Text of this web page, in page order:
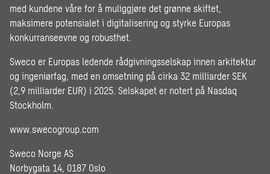
med kundene våre for å muliggjøre det grønne skiftet,
maksimere potensialet i digitalisering og styrke Europas
konkurranseevne og robusthet.
Sweco er Europas ledende rådgivningsselskap innen arkitektur
og ingeniørfag, med en omsetning på cirka 32 milliarder SEK
(2,9 milliarder EUR) i 2025. Selskapet er notert på Nasdaq
Stockholm.
www.swecogroup.com
Sweco Norge AS
Norbygata 14, 0187 Oslo